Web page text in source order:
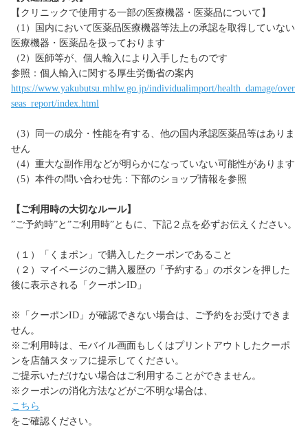
【クリニックで使用する一部の医療機器・医薬品について】
（1）国内において医薬品医療機器等法上の承認を取得していない
医療機器・医薬品を扱っております
（2）医師等が、個人輸入により入手したものです
参照：個人輸入に関する厚生労働省の案内
https://www.yakubutsu.mhlw.go.jp/individualimport/health_damage/over
seas_report/index.html
（3）同一の成分・性能を有する、他の国内承認医薬品等はありま
せん
（4）重大な副作用などが明らかになっていない可能性があります
（5）本件の問い合わせ先：下部のショップ情報を参照
【ご利用時の大切なルール】
”ご予約時”と”ご利用時”ともに、下記２点を必ずお伝えください。
（１）「くまポン」で購入したクーポンであること
（２）マイページのご購入履歴の「予約する」のボタンを押した
後に表示される「クーポンID」
※「クーポンID」が確認できない場合は、ご予約をお受けできま
せん。
※ご利用時は、モバイル画面もしくはプリントアウトしたクーポ
ンを店舗スタッフに提示してください。
ご提示いただけない場合はご利用することができません。
※クーポンの消化方法などがご不明な場合は、
こちら
をご確認ください。